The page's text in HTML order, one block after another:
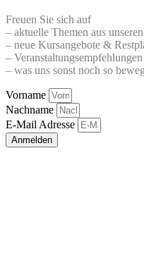
Freuen Sie sich auf
– aktuelle Themen aus
– neue Kursangebote &
– Veranstaltungsempfehlungen
– was uns sonst noch so
Vorname
Nachname
E-Mail Adresse
Anmelden